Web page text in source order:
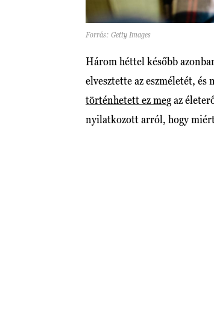
Forrás: Getty Images
Három héttel később
elvesztette az eszméletét,
történhetett ez megaz
nyilatkozott arról, hogy